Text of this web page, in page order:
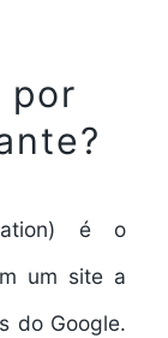
por
é o
um site a
do Google.